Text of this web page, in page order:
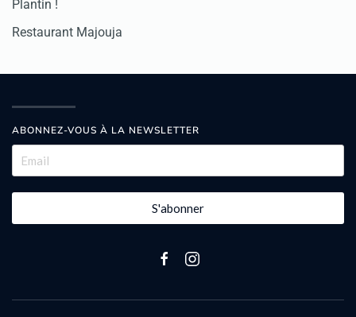
Plantin !
Restaurant Majouja
ABONNEZ-VOUS À LA NEWSLETTER
S'abonner